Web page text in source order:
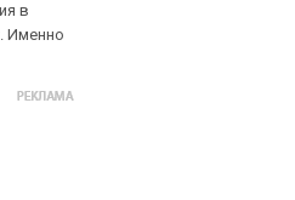
в
Именно